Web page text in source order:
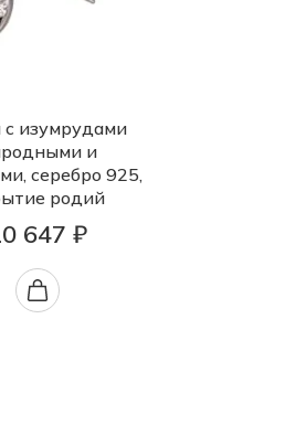
с изумрудами
и
серебро 925,
родий
647 ₽